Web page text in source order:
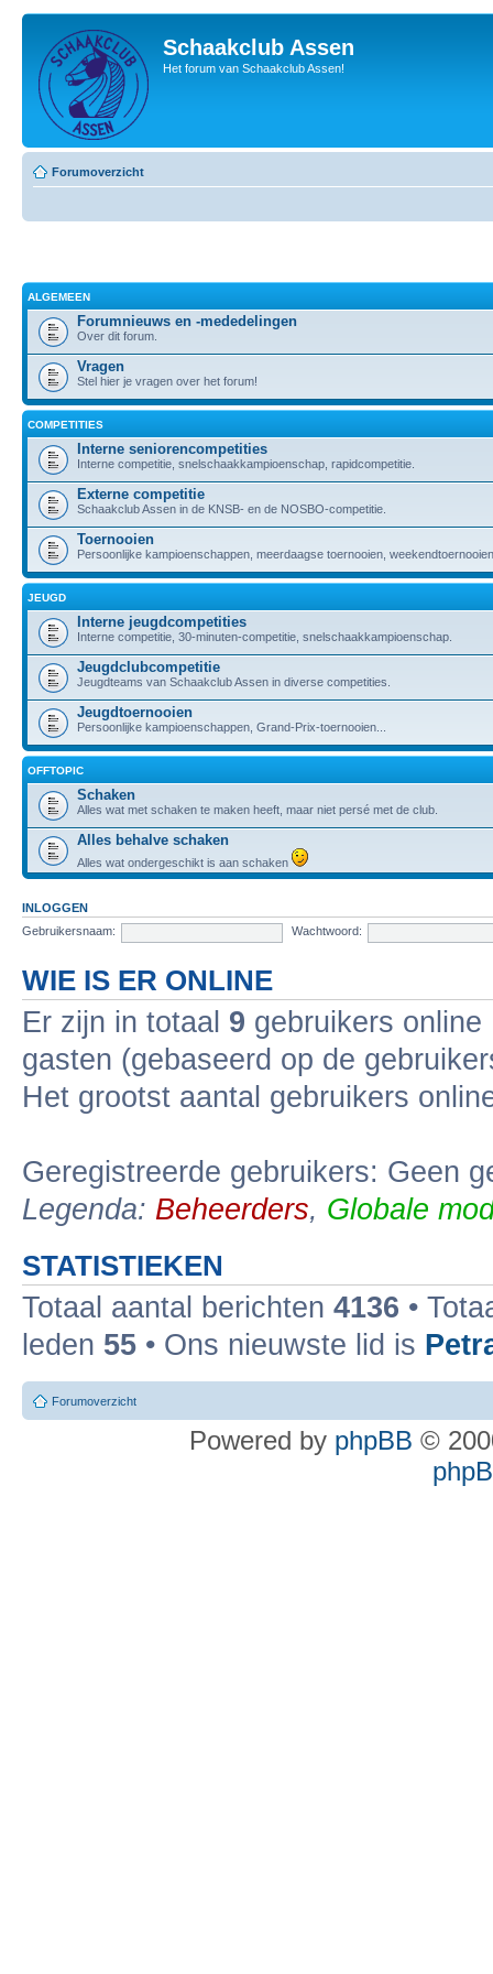
Schaakclub Assen
Het forum van Schaakclub Assen!
Forumoverzicht
ALGEMEEN
Forumnieuws en -mededelingen
Over dit forum.
Vragen
Stel hier je vragen over het forum!
COMPETITIES
Interne seniorencompetities
Interne competitie, snelschaakkampioenschap, rapidcompetitie.
Externe competitie
Schaakclub Assen in de KNSB- en de NOSBO-competitie.
Toernooien
Persoonlijke kampioenschappen, meerdaagse toernooien,
JEUGD
Interne jeugdcompetities
Interne competitie, 30-minuten-competitie, snelschaakkampioenschap.
Jeugdclubcompetitie
Jeugdteams van Schaakclub Assen in diverse competities.
Jeugdtoernooien
Persoonlijke kampioenschappen, Grand-Prix-toernooien...
OFFTOPIC
Schaken
Alles wat met schaken te maken heeft, maar niet persé met de club.
Alles behalve schaken
Alles wat ondergeschikt is aan schaken
INLOGGEN
Gebruikersnaam:
Wachtwoord:
WIE IS ER ONLINE
Er zijn in totaal 9 gebruikers
gasten (gebaseerd op de
Het grootst aantal gebruikers
Geregistreerde gebruikers: Geen
Legenda: Beheerders, Globale
STATISTIEKEN
Totaal aantal berichten 4136 •
leden 55 • Ons nieuwste lid is
Forumoverzicht
Powered by phpBB ©